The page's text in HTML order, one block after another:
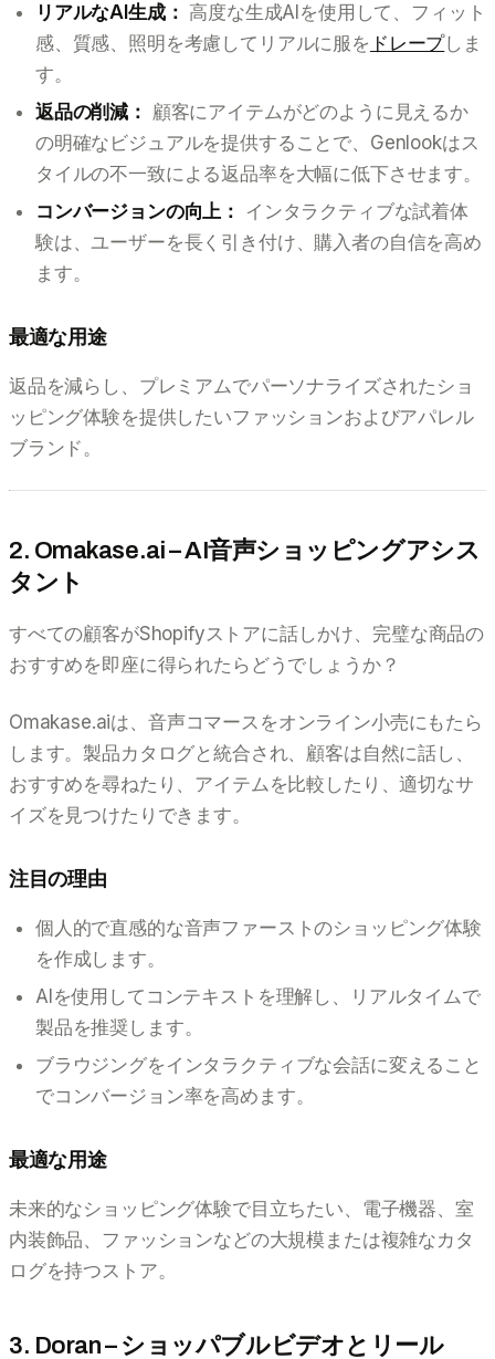
リアルなAI生成： 高度な生成AIを使用して、フィット
感、質感、照明を考慮してリアルに服を ドレープしま
す。
返品の削減： 顧客にアイテムがどのように見えるか
の明確なビジュアルを提供することで、Genlookはス
タイルの不一致による返品率を大幅に低下させます。
コンバージョンの向上： インタラクティブな試着体
験は、ユーザーを長く引き付け、購入者の自信を高め
ます。
最適な用途
返品を減らし、プレミアムでパーソナライズされたショ
ッピング体験を提供したいファッションおよびアパレル
ブランド。
2. Omakase.ai – AI音声ショッピングアシス
タント
すべての顧客がShopifyストアに話しかけ、完璧な商品の
おすすめを即座に得られたらどうでしょうか？
Omakase.aiは、音声コマースをオンライン小売にもたら
します。製品カタログと統合され、顧客は自然に話し、
おすすめを尋ねたり、アイテムを比較したり、適切なサ
イズを見つけたりできます。
注目の理由
個人的で直感的な音声ファーストのショッピング体験
を作成します。
AIを使用してコンテキストを理解し、リアルタイムで
製品を推奨します。
ブラウジングをインタラクティブな会話に変えること
でコンバージョン率を高めます。
最適な用途
未来的なショッピング体験で目立ちたい、電子機器、室
内装飾品、ファッションなどの大規模または複雑なカタ
ログを持つストア。
3. Doran – ショッパブルビデオとリール